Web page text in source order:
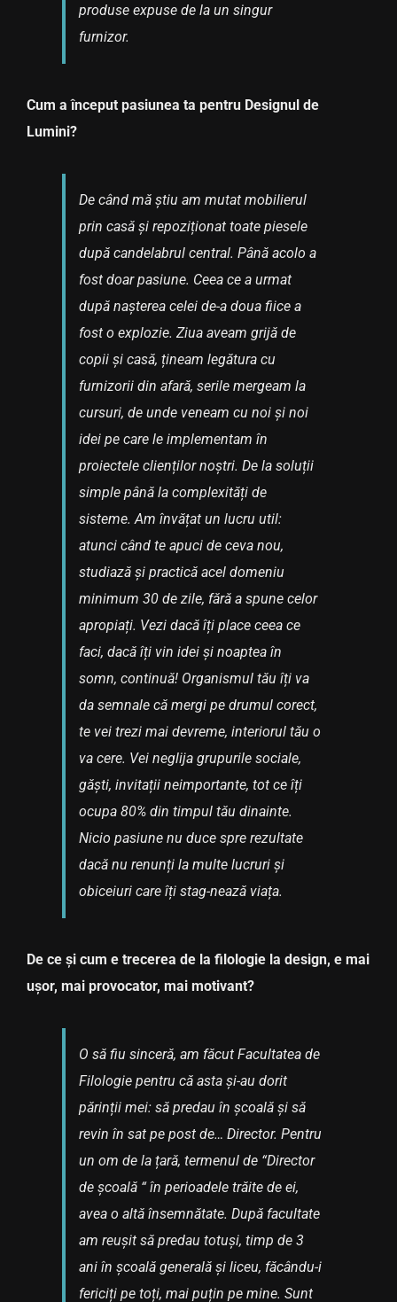
produse expuse de la un singur
furnizor.
Cum a început pasiunea ta pentru Designul de
Lumini?
De când mă știu am mutat mobilierul
prin casă și repoziționat toate piesele
după candelabrul central. Până acolo a
fost doar pasiune. Ceea ce a urmat
după nașterea celei de-a doua fiice a
fost o explozie. Ziua aveam grijă de
copii și casă, țineam legătura cu
furnizorii din afară, serile mergeam la
cursuri, de unde veneam cu noi și noi
idei pe care le implementam în
proiectele clienților noștri. De la soluții
simple până la complexități de
sisteme. Am învățat un lucru util:
atunci când te apuci de ceva nou,
studiază și practică acel domeniu
minimum 30 de zile, fără a spune celor
apropiați. Vezi dacă îți place ceea ce
faci, dacă îți vin idei și noaptea în
somn, continuă! Organismul tău îți va
da semnale că mergi pe drumul corect,
te vei trezi mai devreme, interiorul tău o
va cere. Vei neglija grupurile sociale,
găști, invitații neimportante, tot ce îți
ocupa 80% din timpul tău dinainte.
Nicio pasiune nu duce spre rezultate
dacă nu renunți la multe lucruri și
obiceiuri care îți stag-nează viața.
De ce și cum e trecerea de la filologie la design, e mai
ușor, mai provocator, mai motivant?
O să fiu sinceră, am făcut Facultatea de
Filologie pentru că asta și-au dorit
părinții mei: să predau în școală și să
revin în sat pe post de… Director. Pentru
un om de la țară, termenul de “Director
de școală “ în perioadele trăite de ei,
avea o altă însemnătate. După facultate
am reușit să predau totuși, timp de 3
ani în școală generală și liceu, făcându-i
fericiți pe toți, mai puțin pe mine. Sunt